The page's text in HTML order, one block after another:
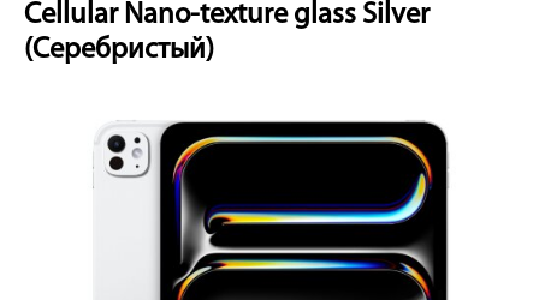
Cellular Nano-texture glass Silver
(Серебристый)